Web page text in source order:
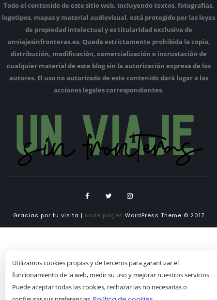
Todo el contenido de este sitio web, incluyendo textos, fotografías,
logotipos, mapas y material audiovisual, está protegido por las leyes
de propiedad intelectual y es titularidad exclusiva de
unviajesinfronteras.es. Queda estrictamente prohibida la copia,
distribución, modificación, comercialización o incrustación de
cualquier material de este blog sin la autorización expresa de los
autores. El uso no autorizado de este contenido dará lugar a las
acciones legales correspondientes.
Gracias por tu visita | code pages WordPress Theme © 2017
Utilizamos cookies propias y de terceros para garantizar el
funcionamiento de la web, medir su uso y mejorar nuestros servicios.
Puede aceptar todas las cookies, rechazar las no necesarias o